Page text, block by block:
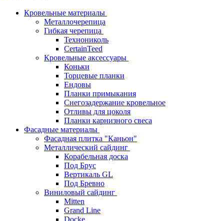
Кровельные материалы
Металлочерепица
Гибкая черепица
Технониколь
CertainTeed
Кровельные аксессуары
Коньки
Торцевые планки
Ендовы
Планки примыкания
Снегозадержание кровельное
Отливы для цоколя
Планки карнизного свеса
Фасадные материалы
Фасадная плитка "Каньон"
Металлический сайдинг
Корабельная доска
Под Брус
Вертикаль GL
Под Бревно
Виниловый сайдинг
Mitten
Grand Line
Docke